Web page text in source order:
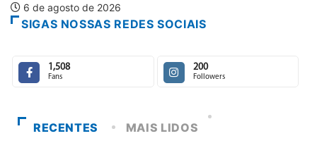
6 de agosto de 2026
SIGAS NOSSAS REDES SOCIAIS
1,508
Fans
200
Followers
RECENTES MAIS LIDOS